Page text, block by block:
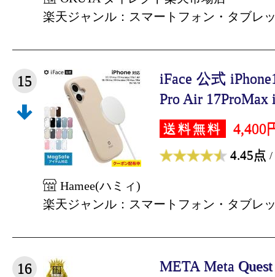
楽天ジャンル：スマートフォン・タブレ
15
iFace 公式
Pro Air 17ProMax
送料無料 4,400
4.45点 /
Hamee(ハミィ)
楽天ジャンル：スマートフォン・タブレ
16
META Meta